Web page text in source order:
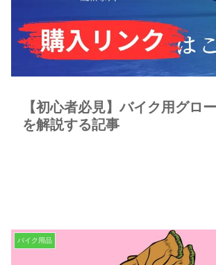
【初心者必見】バイク用グロ
を解説する記事
バイク用品